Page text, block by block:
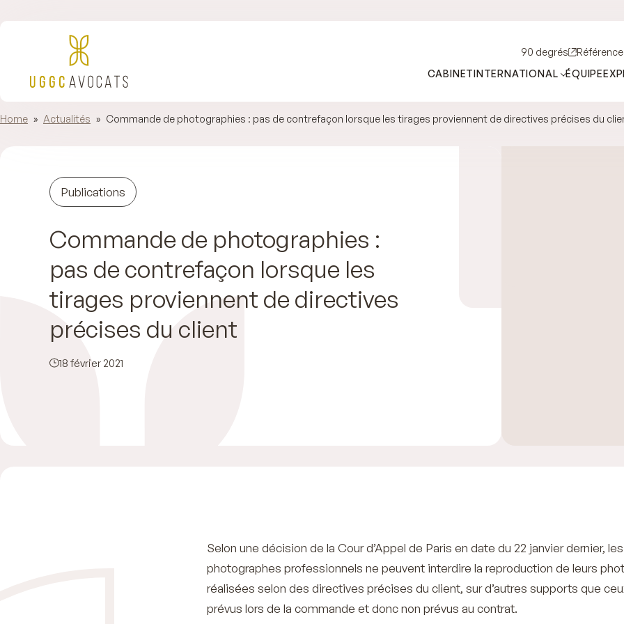
90 degrés
CABINETINTERNATIONAL ÉQUIPE
Home » Actualités » Commande de photographies : pas de contrefaçon lorsque les tirages proviennent de directives précises du
Publications
Commande de photographies :
pas de contrefaçon lorsque les
tirages proviennent de directives
précises du client
18 février 2021
Selon une décision de la Cour d’Appel de Paris en date du 22 janvier dernier, les
photographes professionnels ne peuvent interdire la reproduction de leurs
réalisées selon des directives précises du client, sur d’autres supports que
prévus lors de la commande et donc non prévus au contrat.